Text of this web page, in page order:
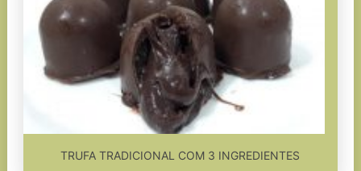
TRUFA TRADICIONAL COM 3 INGREDIENTES